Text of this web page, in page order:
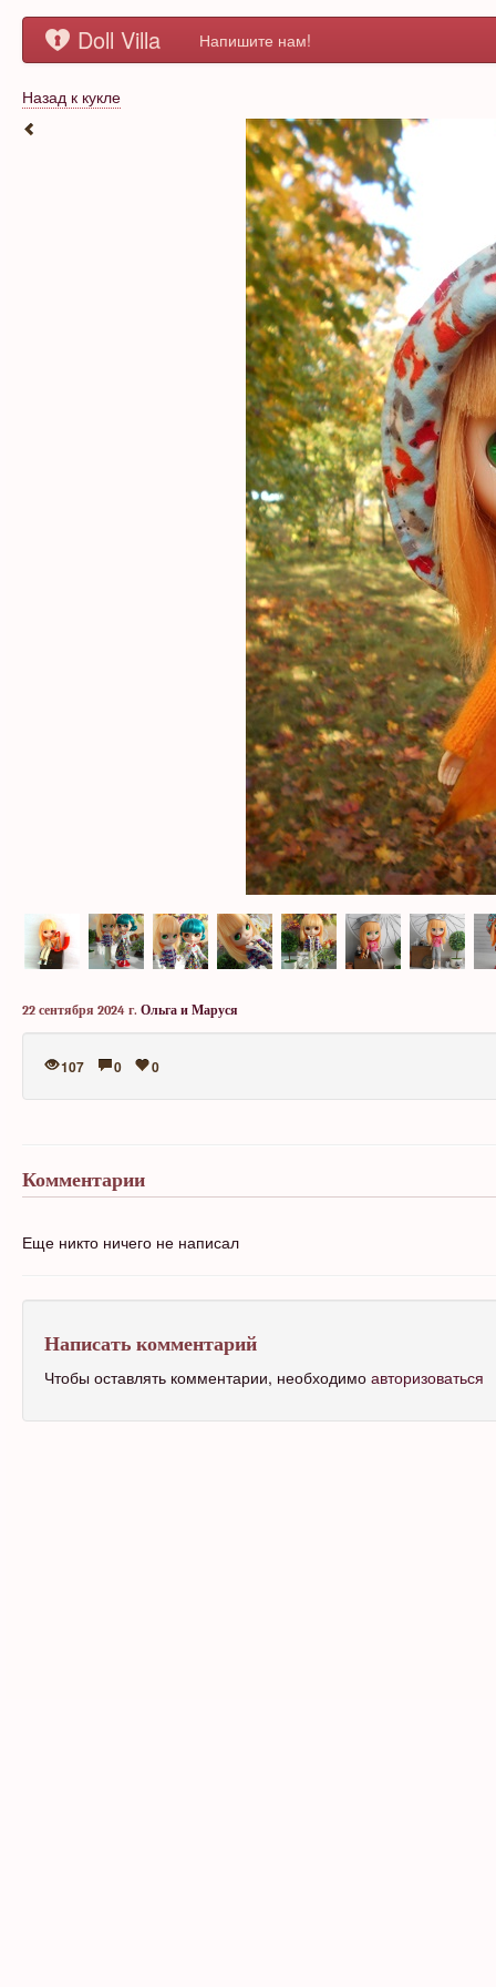
Doll Villa Напишите нам!
Назад к кукле
22 сентября 2024 г. Ольга и Маруся
107 0 0
Комментарии
Еще никто ничего не написал
Написать комментарий
Чтобы оставлять комментарии, необходимо авторизоваться